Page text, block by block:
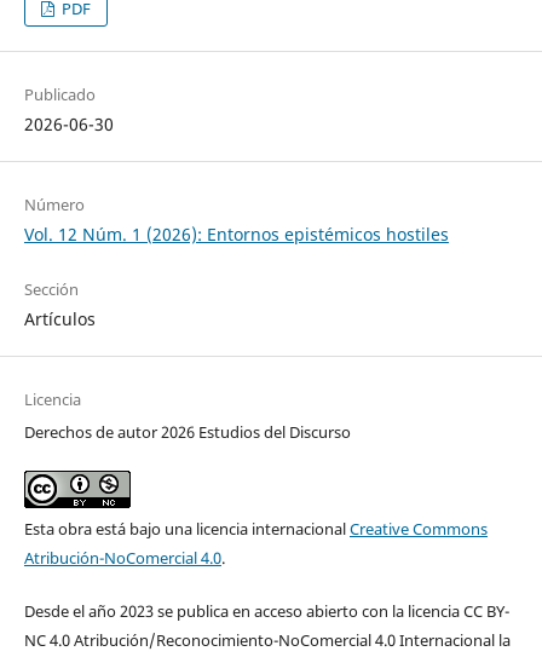
PDF
Publicado
2026-06-30
Número
Vol. 12 Núm. 1 (2026): Entornos epistémicos hostiles
Sección
Artículos
Licencia
Derechos de autor 2026 Estudios del Discurso
Esta obra está bajo una licencia internacionalCreative Commons
Atribución-NoComercial 4.0.
Desde el año 2023 se publica en acceso abierto con la licencia CC BY-
NC 4.0 Atribución/Reconocimiento-NoComercial 4.0 Internacional la